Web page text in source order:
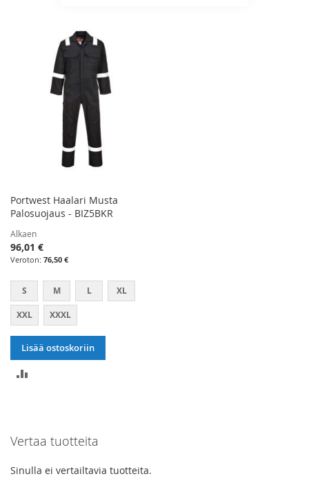
Portwest Haalari Musta
Palosuojaus - BIZ5BKR
Alkaen
96,01 €
76,50 €
S M L XL
XXL XXXL
Lisää ostoskoriin
Vertaa tuotteita
Sinulla ei vertailtavia tuotteita.